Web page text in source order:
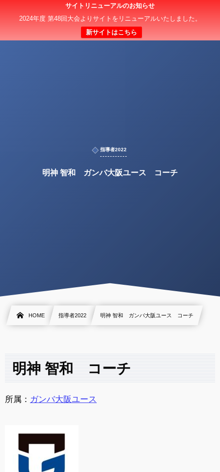
サイトリニューアルのお知らせ
2024年度 第48回大会よりサイトをリニューアルいたしました。
新サイトはこちら
指導者2022
明神 智和 ガンバ大阪ユース コーチ
HOME 指導者2022 明神 智和 ガンバ大阪ユース コーチ
明神 智和 コーチ
所属： ガンバ大阪ユース